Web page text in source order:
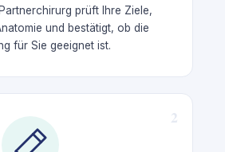
prüft Ihre Ziele,
und bestätigt, ob die
für Sie geeignet ist.